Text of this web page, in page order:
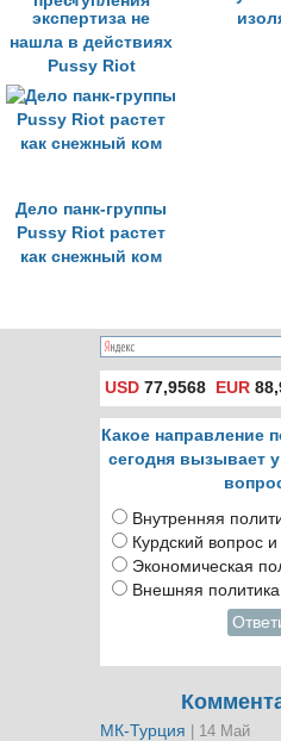
экспертиза не
нашла в действиях
Pussy Riot
уголовного
преступления
Дело панк-группы
Pussy Riot растет
как снежный ком
USD 77,9568 EUR
Какое направление
сегодня вызывает
Внутренняя
Курдский вопрос
Экономическая
Внешняя политика
МК-Турция | 14 Май